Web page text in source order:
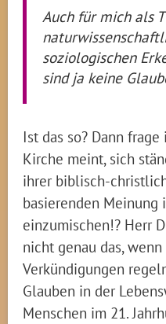
Auch für mich als
soziologischen
sind ja keine
Ist das so? Dann
Kirche meint, sich
ihrer biblisch-
basierenden
einzumischen!? Herr
nicht genau das,
Verkündigungen
Glauben in der
Menschen im 21.